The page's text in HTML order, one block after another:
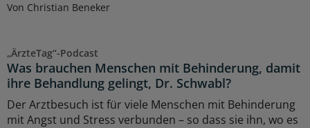
Von Christian Beneker
„ÄrzteTag“-Podcast
Was brauchen Menschen mit Behinderung, damit
ihre Behandlung gelingt, Dr. Schwabl?
Der Arztbesuch ist für viele Menschen mit Behinderung
mit Angst und Stress verbunden – so dass sie ihn, wo es